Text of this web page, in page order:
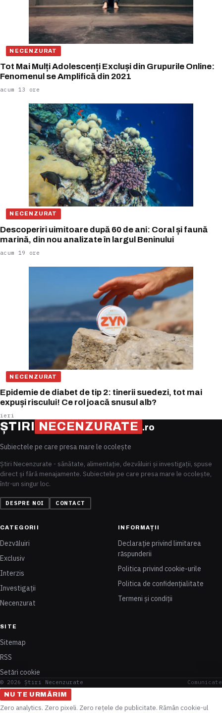
NECENZURAT
Tot Mai Mulți Adolescenți Excluși din Grupurile Online:
Fenomenul se Amplifică din 2021
acum 13 ore
NECENZURAT
Descoperiri uimitoare după 60 de ani: Coral și faună
marină, din nou analizate în largul Beninului
acum 19 ore
NECENZURAT
Epidemie de diabet de tip 2: tinerii suedezi, tot mai
expuși riscului! Ce rol joacă snusul alb?
ieri
ȘTIRI NECENZURATE .ro
Subiectele pe care presa mare le ocolește
Știri Necenzurate - sănătate, alimentație, dezvăluiri și investigații, spuse
direct și fără menajamente. Subiectele pe care presa mare le ocolește,
într-un singur loc.
DESPRE NOI CONTACT
CATEGORII
Dezvăluiri
Exclusiv
Interzis
Investigații
Necenzurat
INFORMAȚII
Declarație privind limitarea
răspunderii
Politica privind cookie-urile
Politica de confidențialitate
Termeni și condiții
SITE
Sitemap
RSS
Setări cookie
© 2026 Știri Necenzurate
Comunicate
NU TE URMĂRIM
Zero analytics. Zero pixeli. Zero rețele de publicitate. Rămân cookie-ul